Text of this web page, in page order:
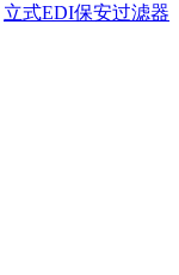
立式EDI保安过滤器